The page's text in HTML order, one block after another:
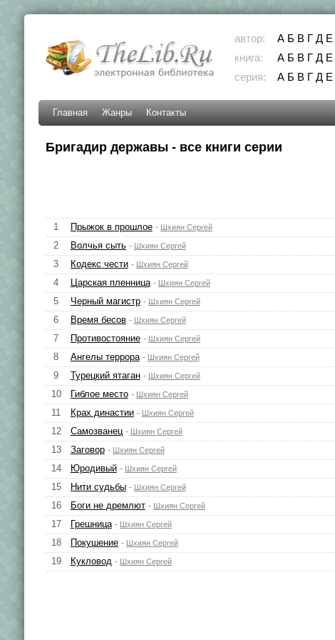
автор: А Б В Г Д Е
книга:
А Б В Г Д Е
серия:
А Б В Г Д Е
Главная Жанры Контакты
Бригадир державы - все книги серии
1 Прыжок в прошлое - Шхиян Сергей
2 Волчья сыть - Шхиян Сергей
3 Кодекс чести - Шхиян Сергей
4 Царская пленница - Шхиян Сергей
5 Черный магистр - Шхиян Сергей
6 Время бесов - Шхиян Сергей
7 Противостояние - Шхиян Сергей
8 Ангелы террора - Шхиян Сергей
9 Турецкий ятаган - Шхиян Сергей
10 Гиблое место - Шхиян Сергей
11 Крах династии - Шхиян Сергей
12 Самозванец - Шхиян Сергей
13 Заговор - Шхиян Сергей
14 Юродивый - Шхиян Сергей
15 Нити судьбы - Шхиян Сергей
16 Боги не дремлют - Шхиян Сергей
17 Грешница - Шхиян Сергей
18 Покушение - Шхиян Сергей
19 Кукловод - Шхиян Сергей